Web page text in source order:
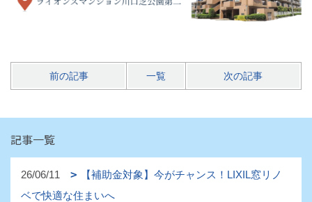
前の記事 一覧 次の記事
記事一覧
26/06/11
【補助金対象】今がチャンス！LIXIL窓リノ
ベで快適な住まいへ